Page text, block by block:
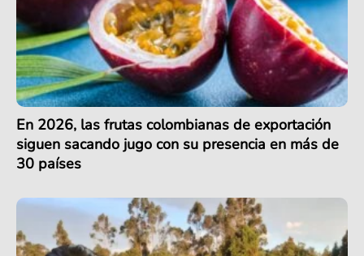
En 2026, las frutas colombianas de exportación
siguen sacando jugo con su presencia en más de
30 países